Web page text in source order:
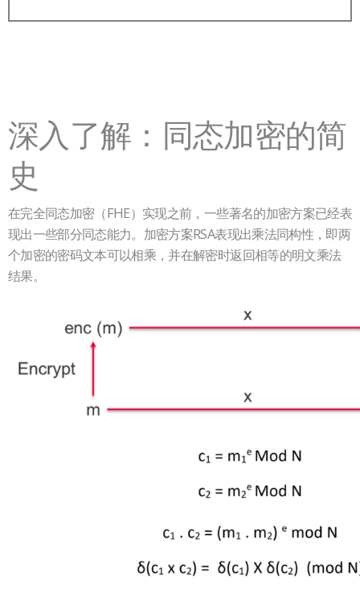
深入了解：同态加密的简
史
在完全同态加密（FHE）实现之前，一些著名的加密方案已经表
现出一些部分同态能力。加密方案RSA表现出乘法同构性，即两
个加密的密码文本可以相乘，并在解密时返回相等的明文乘法
结果。